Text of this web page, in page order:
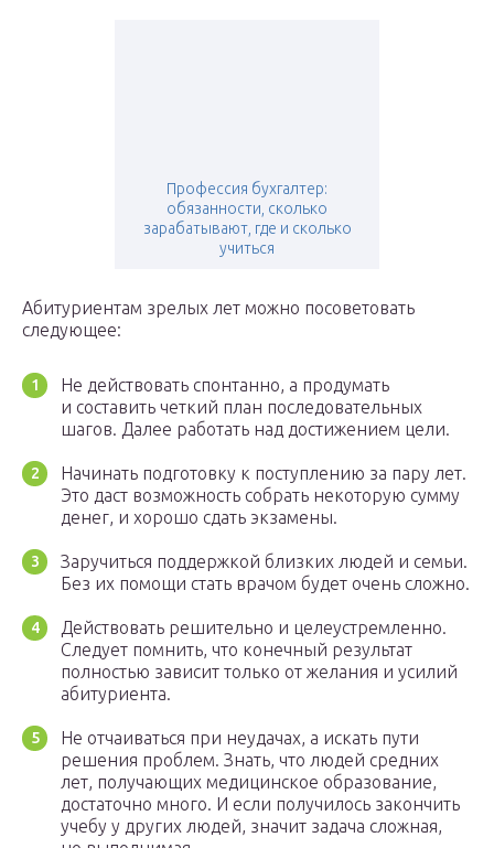
Профессия бухгалтер:
обязанности, сколько
зарабатывают, где и сколько
учиться
Абитуриентам зрелых лет можно посоветовать
следующее:
Не действовать спонтанно, а продумать
и составить четкий план последовательных
шагов. Далее работать над достижением цели.
Начинать подготовку к поступлению за пару лет.
Это даст возможность собрать некоторую сумму
денег, и хорошо сдать экзамены.
Заручиться поддержкой близких людей и семьи.
Без их помощи стать врачом будет очень сложно.
Действовать решительно и целеустремленно.
Следует помнить, что конечный результат
полностью зависит только от желания и усилий
абитуриента.
Не отчаиваться при неудачах, а искать пути
решения проблем. Знать, что людей средних
лет, получающих медицинское образование,
достаточно много. И если получилось закончить
учебу у других людей, значит задача сложная,